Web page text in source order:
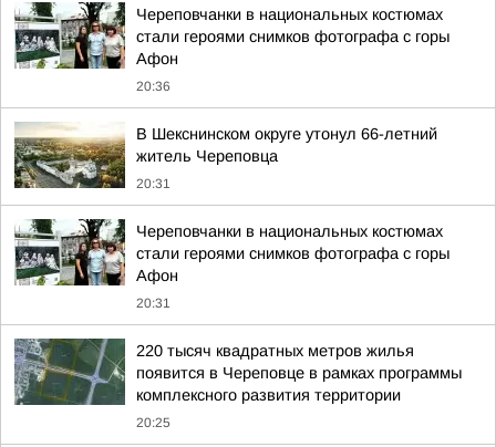
Череповчанки в национальных костюмах
стали героями снимков фотографа с горы
Афон
20:36
В Шекснинском округе утонул 66-летний
житель Череповца
20:31
Череповчанки в национальных костюмах
стали героями снимков фотографа с горы
Афон
20:31
220 тысяч квадратных метров жилья
появится в Череповце в рамках программы
комплексного развития территории
20:25